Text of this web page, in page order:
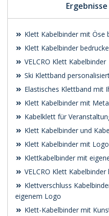
Klett Kabelbinder mit Öse
Klett Kabelbinder
VELCRO Klett Kabelbinder
Ski Klettband
Elastisches Klettband mit
Klett Kabelbinder mit
Kabelklett für
Klett Kabelbinder und
Klett Kabelbinder mit
Klettkabelbinder mit
VELCRO Klett
Klettverschluss
eigenem Logo
Klett-Kabelbinder mit